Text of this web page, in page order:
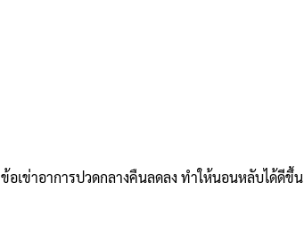
อเข่าอาการปวดกลางคืนลดลง ทำให้นอนหลับได้ดีขึ้น